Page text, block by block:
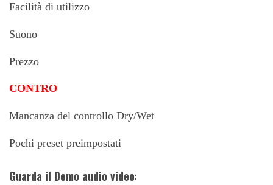
Facilità di utilizzo
Suono
Prezzo
CONTRO
Mancanza del controllo Dry/Wet
Pochi preset preimpostati
Guarda il Demo audio video: